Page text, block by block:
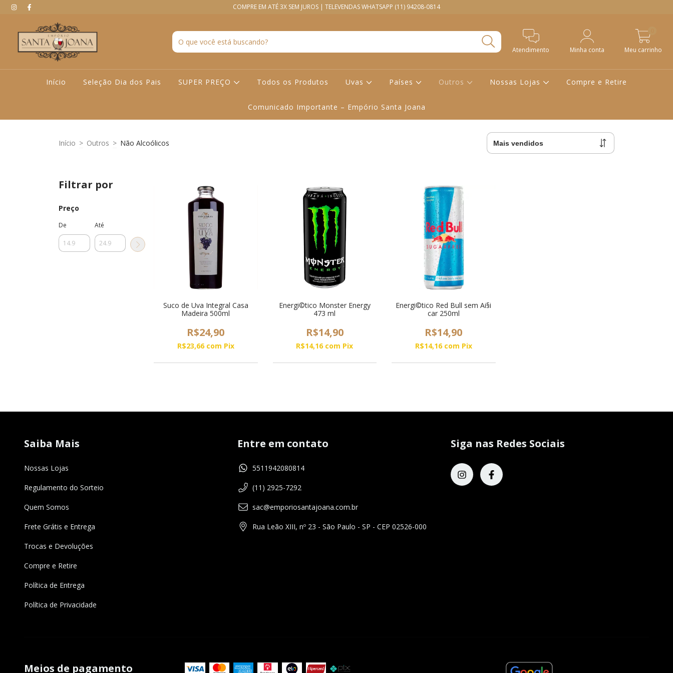
COMPRE EM ATÉ 3X SEM JUROS | TELEVENDAS WHATSAPP (11) 94208-0814
Atendimento Minha conta Meu carrinho
Início Seleção Dia dos Pais SUPER PREÇO Todos os Produtos Uvas Países Outros Nossas Lojas Compre e Retire
Comunicado Importante – Empório Santa Joana
Início > Outros > Não Alcoólicos
Filtrar por
Preço
De Até
Suco de Uva Integral Casa
Madeira 500ml
R$24,90
R$23,66 com Pix
Energi©tico Monster Energy
473 ml
R$14,90
R$14,16 com Pix
Energi©tico Red Bull sem Ai§i
car 250ml
R$14,90
R$14,16 com Pix
Saiba Mais
Nossas Lojas
Regulamento do Sorteio
Quem Somos
Frete Grátis e Entrega
Trocas e Devoluções
Compre e Retire
Política de Entrega
Política de Privacidade
Entre em contato
5511942080814
(11) 2925-7292
sac@emporiosantajoana.com.br
Rua Leão XIII, nº 23 - São Paulo - SP - CEP 02526-000
Siga nas Redes Sociais
Meios de pagamento